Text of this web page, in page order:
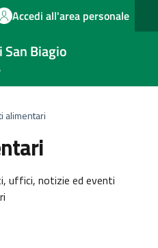
Accedi all'area personale
San Biagio
alimentari
uffici, notizie ed eventi